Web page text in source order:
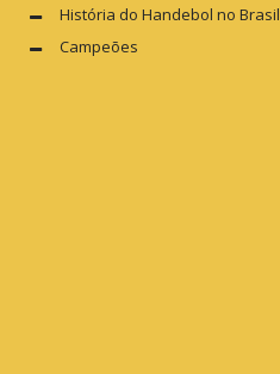
História do Handebol no Brasil
Campeões